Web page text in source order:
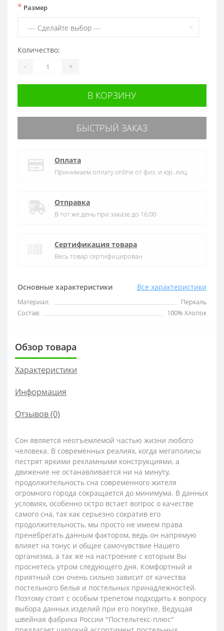
Основные характеристики Все характеристики
Материал:
Перкаль
Состав:
100% Хлопок
* Размер
Количество:
- +
В КОРЗИНУ
БЫСТРЫЙ ЗАКАЗ
Оплата
Принимаем оплату online от физ. и юр. лиц
Отправка
В тот же день при заказе до 16:00
Сертификация товара
Весь товар сертифицирован
Обзор товара
Характеристики
Информация
Отзывов (0)
Сон является неотъемлемой частью жизни любого
человека. В современных реалиях, когда мегаполисы
пестрят яркими рекламными конструкциями, а
движение не останавливается ни на минуту,
продолжительность сна современного жителя
огромного города сокращается до минимума. В данных
условиях, особенно остро встает вопрос о качестве
самого сна, так как серьезно сократив его
продолжительность, мы просто не имеем права
пренебрегать данным фактором, ведь он напрямую
влияет на тонус и общее самочувствие Нашего
организма, а так же на настроение с которым Вы
проснетесь утром следующего дня. Комфортный и
приятный сон очень сильно зависит от качества
постельного белья и постельных принадлежностей.
Поэтому стоит с особым трепетом подходить к вопросу
выбора данных изделий при его покупке. Ведущая
швейная фабрика России "Постельтекс-плюс"